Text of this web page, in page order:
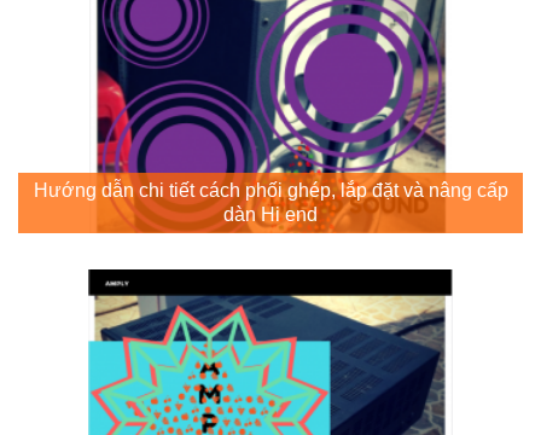
Hướng dẫn chi tiết cách phối ghép, lắp đặt và nâng cấp
dàn Hi end